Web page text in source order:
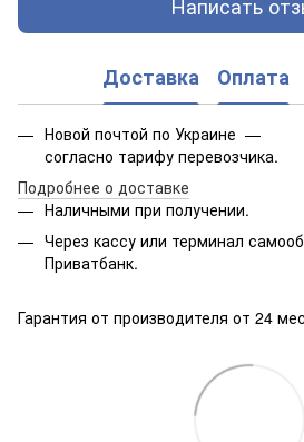
Доставка Оплата
Новой почтой по Украине —
согласно тарифу перевозчика.
Подробнее о доставке
Наличными при получении.
Через кассу или терминал
Приватбанк.
Гарантия от производителя от 24